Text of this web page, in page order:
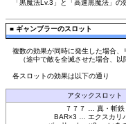
「黒魔法Lv.3」と「高速黒魔法」の
■ ギャンブラーのスロット
複数の効果が同時に発生した場合、
（途中で敵を全滅させた場合、以
各スロットの効果は以下の通り
アタックスロット
７７７ … 真・斬鉄
BAR×3 … エクスカリ